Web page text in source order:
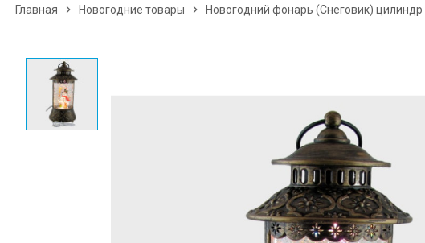
Главная  Новогодние товары  Новогодний фонарь (Снеговик) цилиндр